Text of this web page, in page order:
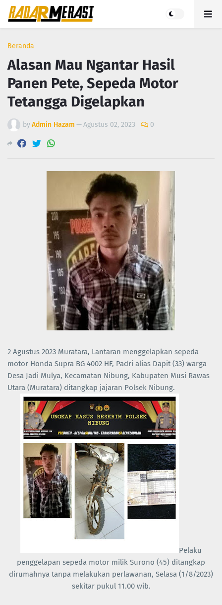
Beranda
Alasan Mau Ngantar Hasil
Panen Pete, Sepeda Motor
Tetangga Digelapkan
byAdmin Hazam —Agustus 02, 2023 0
2 Agustus 2023 Muratara, Lantaran menggelapkan sepeda
motor Honda Supra BG 4002 HF, Padri alias Dapit (33) warga
Desa Jadi Mulya, Kecamatan Nibung, Kabupaten Musi Rawas
Utara (Muratara) ditangkap jajaran Polsek Nibung.
Pelaku
penggelapan sepeda motor milik Surono (45) ditangkap
dirumahnya tanpa melakukan perlawanan, Selasa (1/8/2023)
sekitar pukul 11.00 wib.